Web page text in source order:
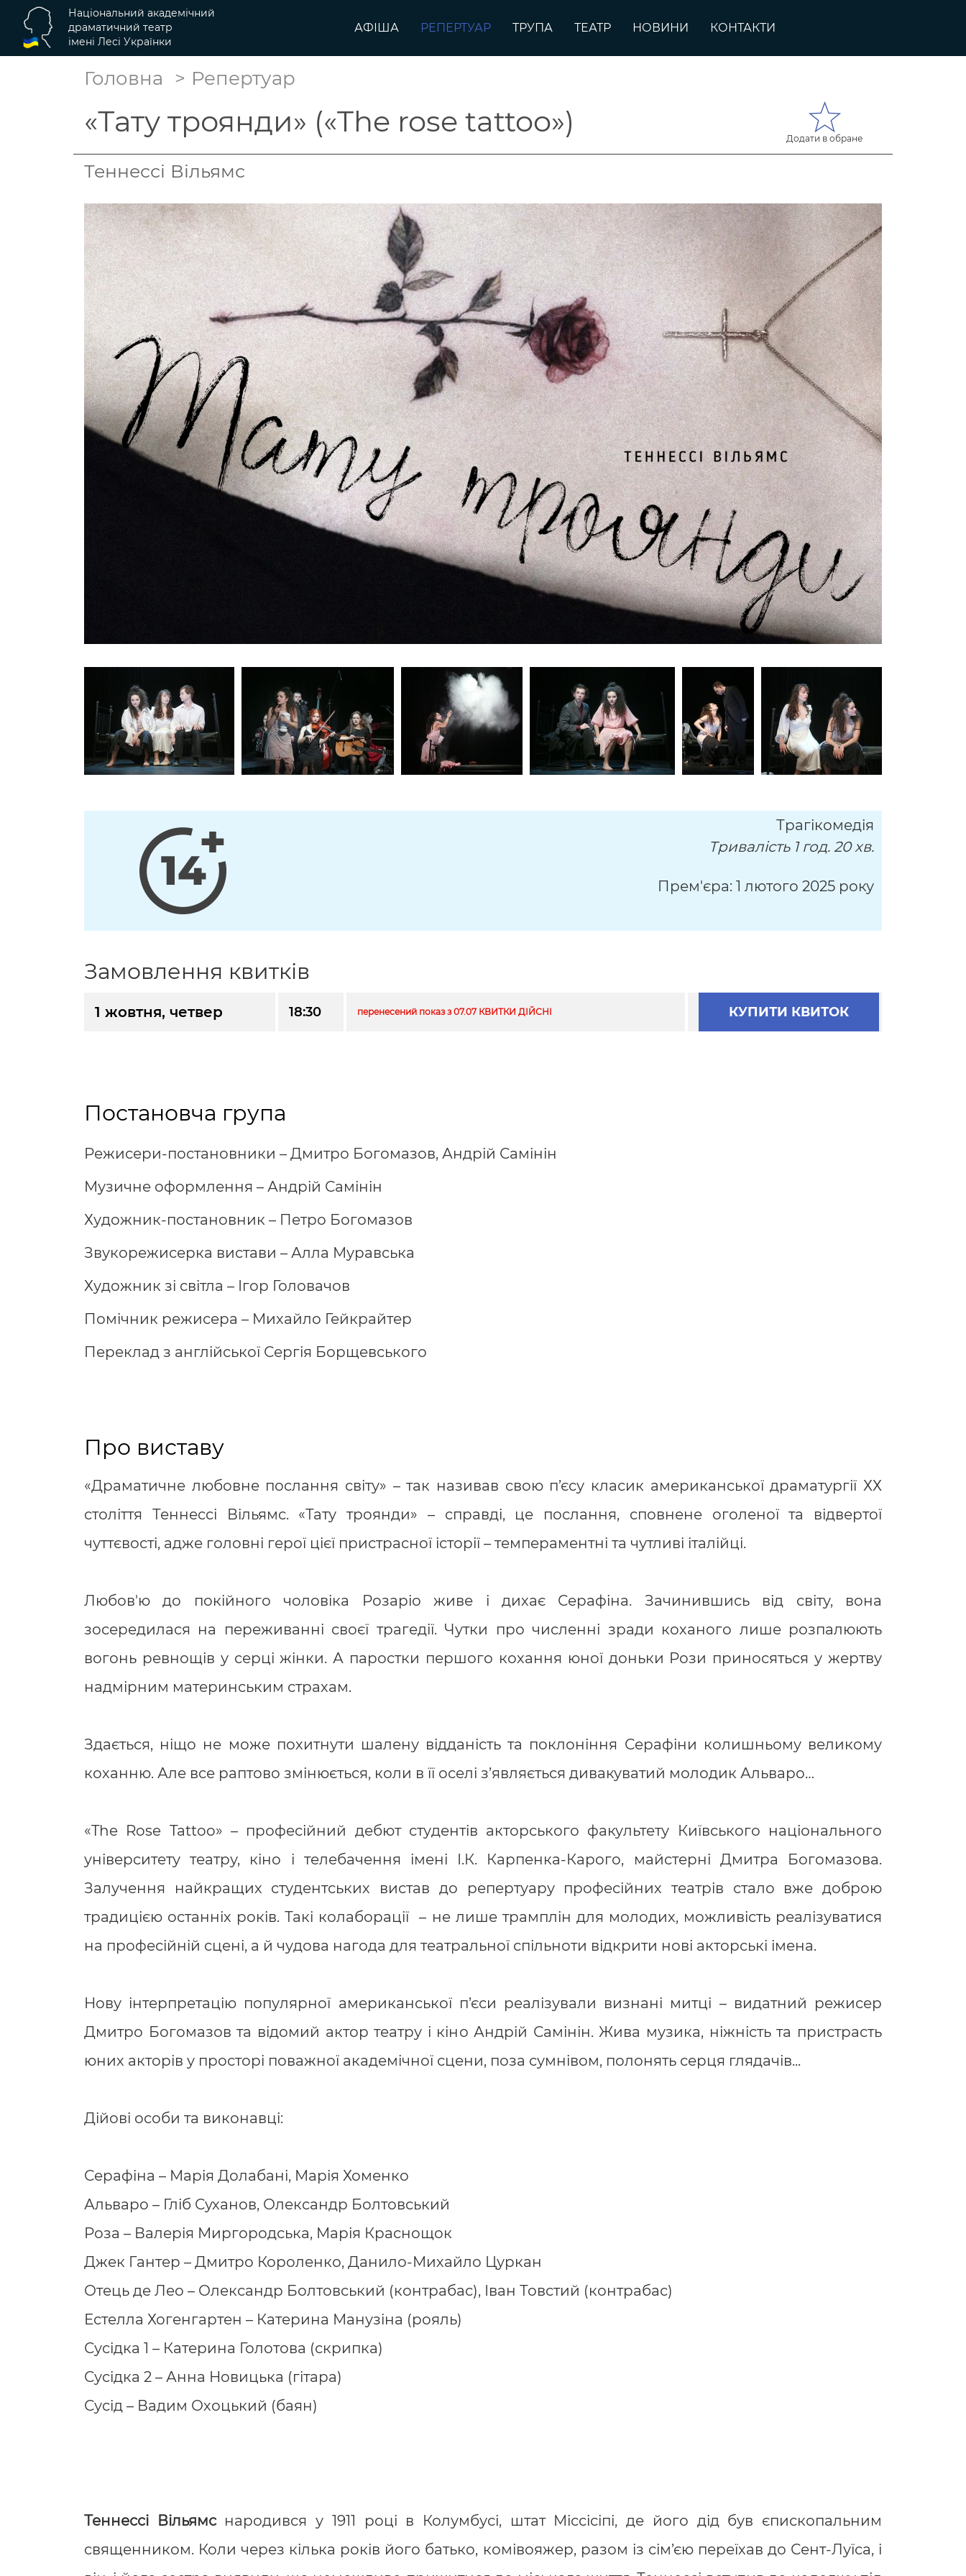
АФІША РЕПЕРТУАР ТРУПА ТЕАТР НОВИНИ КОНТАКТИ
Національний академічний
драматичний театр
імені Лесі Українки
Головна Репертуар
«Тату троянди» («The rose tattoo») Додати в обране
Теннессі Вільямс
Трагікомедія
Тривалість 1 год. 20 хв.
Прем'єра: 1 лютого 2025 року
Замовлення квитків
1 жовтня, четвер 18:30 перенесений показ з 07.07 КВИТКИ ДІЙСНІ КУПИТИ КВИТОК
Постановча група
Режисери-постановники – Дмитро Богомазов, Андрій Самінін
Музичне оформлення – Андрій Самінін
Художник-постановник – Петро Богомазов
Звукорежисерка вистави – Алла Муравська
Художник зі світла – Ігор Головачов
Помічник режисера – Михайло Гейкрайтер
Переклад з англійської Сергія Борщевського
Про виставу
«Драматичне любовне послання світу» – так називав свою п’єсу класик американської драматургії ХХ
століття Теннессі Вільямс. «Тату троянди» – справді, це послання, сповнене оголеної та відвертої
чуттєвості, адже головні герої цієї пристрасної історії – темпераментні та чутливі італійці.
Любов'ю до покійного чоловіка Розаріо живе і дихає Серафіна. Зачинившись від світу, вона
зосередилася на переживанні своєї трагедії. Чутки про численні зради коханого лише розпалюють
вогонь ревнощів у серці жінки. А паростки першого кохання юної доньки Рози приносяться у жертву
надмірним материнським страхам.
Здається, ніщо не може похитнути шалену відданість та поклоніння Серафіни колишньому великому
коханню. Але все раптово змінюється, коли в її оселі з’являється дивакуватий молодик Альваро…
«The Rose Tattoo» – професійний дебют студентів акторського факультету Київського національного
університету театру, кіно і телебачення імені І.К. Карпенка-Карого, майстерні Дмитра Богомазова.
Залучення найкращих студентських вистав до репертуару професійних театрів стало вже доброю
традицією останніх років. Такі колаборації – не лише трамплін для молодих, можливість реалізуватися
на професійній сцені, а й чудова нагода для театральної спільноти відкрити нові акторські імена.
Нову інтерпретацію популярної американської п’єси реалізували визнані митці – видатний режисер
Дмитро Богомазов та відомий актор театру і кіно Андрій Самінін. Жива музика, ніжність та пристрасть
юних акторів у просторі поважної академічної сцени, поза сумнівом, полонять серця глядачів...
Дійові особи та виконавці:
Серафіна – Марія Долабані, Марія Хоменко
Альваро – Гліб Суханов, Олександр Болтовський
Роза – Валерія Миргородська, Марія Краснощок
Джек Гантер – Дмитро Короленко, Данило-Михайло Цуркан
Отець де Лео – Олександр Болтовський (контрабас), Іван Товстий (контрабас)
Естелла Хогенгартен – Катерина Манузіна (рояль)
Сусідка 1 – Катерина Голотова (скрипка)
Сусідка 2 – Анна Новицька (гітара)
Сусід – Вадим Охоцький (баян)
Теннессі Вільямснародився у 1911 році в Колумбусі, штат Міссісіпі, де його дід був єпископальним
священником. Коли через кілька років його батько, комівояжер, разом із сім’єю переїхав до Сент-Луїса, і